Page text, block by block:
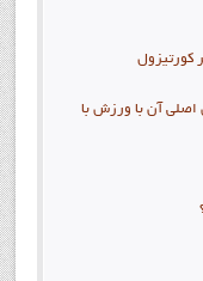
کورتیزول
اصلی آن با ورزش با